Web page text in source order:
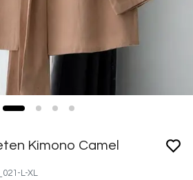
Kimono Camel
L-XL